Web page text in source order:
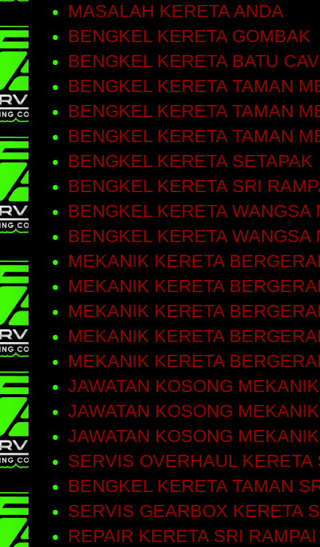
MASALAH KERETA ANDA
BENGKEL KERETA GOMBAK
BENGKEL KERETA BATU
BENGKEL KERETA TAMAN
BENGKEL KERETA TAMAN
BENGKEL KERETA TAMAN
BENGKEL KERETA SETAPAK
BENGKEL KERETA SRI
BENGKEL KERETA WANGSA
BENGKEL KERETA WANGSA
MEKANIK KERETA
MEKANIK KERETA
MEKANIK KERETA
MEKANIK KERETA
MEKANIK KERETA
JAWATAN KOSONG MEKANIK
JAWATAN KOSONG
JAWATAN KOSONG
SERVIS OVERHAUL KERETA
BENGKEL KERETA TAMAN
SERVIS GEARBOX KERETA
REPAIR KERETA SRI RAMPAI